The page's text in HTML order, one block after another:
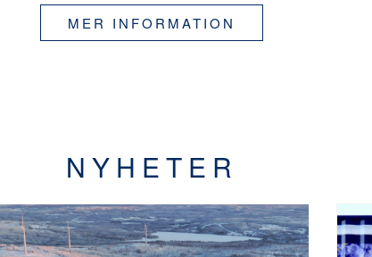
MER INFORMATION
NYHETER